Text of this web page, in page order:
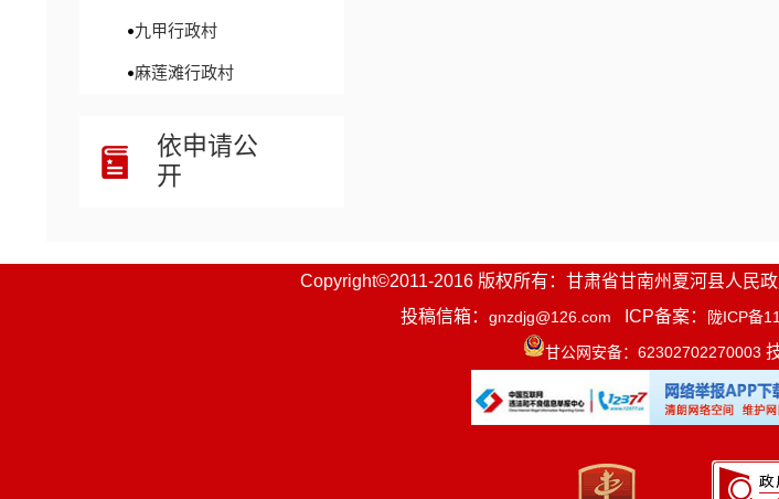
九甲行政村
麻莲滩行政村
依申请公
开
Copyright©2011-2016 版权所有：甘肃省甘南州夏河县人民
投稿信箱： gnzdjg@126.com ICP备案： 陇ICP备
甘公网安备：62302702270003